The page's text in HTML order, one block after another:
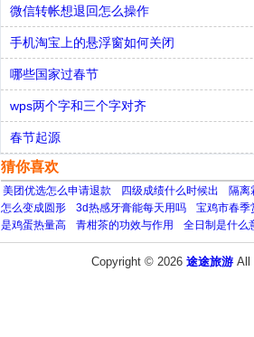
微信转帐想退回怎么操作
手机淘宝上的悬浮窗如何关闭
哪些国家过春节
wps两个字和三个字对齐
春节起源
猜你喜欢
美团优选怎么申请退款 四级成绩什么时候出 隔离
怎么变成圆形
3d热感牙膏能每天用吗 宝鸡市春季
是鸡蛋热量高
青柑茶的功效与作用 全日制是什么
Copyright © 2026 途途旅游 All